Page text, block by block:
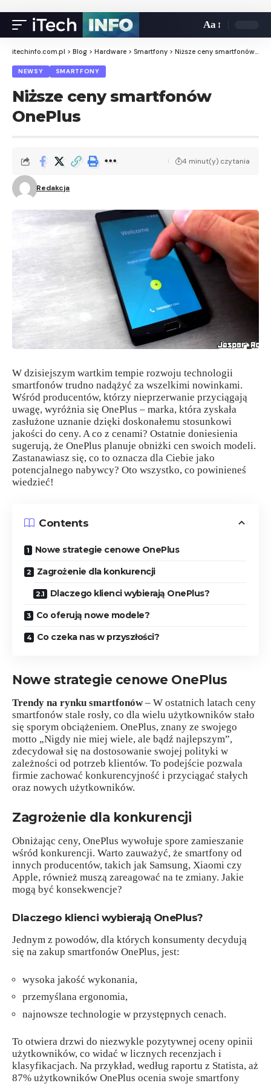
Aa
itechinfo.com.pl > Blog > Hardware > Smartfony > Niższe ceny smartfonów OnePlus
NEWSY SMARTFONY
Niższe ceny smartfonów
OnePlus
Redakcja
4 minut(y) czytania
W dzisiejszym wartkim tempie rozwoju technologii
smartfonów trudno nadążyć za wszelkimi nowinkami.
Wśród producentów, którzy nieprzerwanie przyciągają
uwagę, wyróżnia się OnePlus – marka, która zyskała
zasłużone uznanie dzięki doskonałemu stosunkowi
jakości do ceny. A co z cenami? Ostatnie doniesienia
sugerują, że OnePlus planuje obniżki cen swoich modeli.
Zastanawiasz się, co to oznacza dla Ciebie jako
potencjalnego nabywcy? Oto wszystko, co powinieneś
wiedzieć!
Contents
Nowe strategie cenowe OnePlus
Zagrożenie dla konkurencji
Dlaczego klienci wybierają OnePlus?
Co oferują nowe modele?
Co czeka nas w przyszłości?
Nowe strategie cenowe OnePlus
Trendy na rynku smartfonów – W ostatnich latach ceny
smartfonów stale rosły, co dla wielu użytkowników stało
się sporym obciążeniem. OnePlus, znany ze swojego
motto „Nigdy nie miej wiele, ale bądź najlepszym”,
zdecydował się na dostosowanie swojej polityki w
zależności od potrzeb klientów. To podejście pozwala
firmie zachować konkurencyjność i przyciągać stałych
oraz nowych użytkowników.
Zagrożenie dla konkurencji
Obniżając ceny, OnePlus wywołuje spore zamieszanie
wśród konkurencji. Warto zauważyć, że smartfony od
innych producentów, takich jak Samsung, Xiaomi czy
Apple, również muszą zareagować na te zmiany. Jakie
mogą być konsekwencje?
Dlaczego klienci wybierają OnePlus?
Jednym z powodów, dla których konsumenty decydują
się na zakup smartfonów OnePlus, jest:
wysoka jakość wykonania,
przemyślana ergonomia,
najnowsze technologie w przystępnych cenach.
To otwiera drzwi do niezwykle pozytywnej oceny opinii
użytkowników, co widać w licznych recenzjach i
klasyfikacjach. Na przykład, według raportu z Statista, aż
87% użytkowników OnePlus ocenia swoje smartfony